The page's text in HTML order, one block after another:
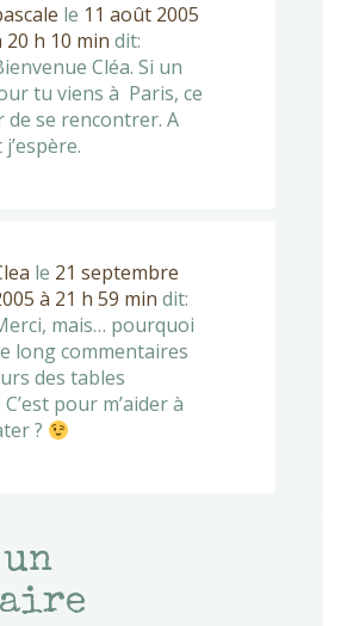
le 11 août 2005
20 h 10 min dit:
Cléa. Si un
tu viens à Paris, ce
de se rencontrer. A
le 21 septembre
à 21 h 59 min dit:
mais… pourquoi
long commentaires
des tables
pour m’aider à
?